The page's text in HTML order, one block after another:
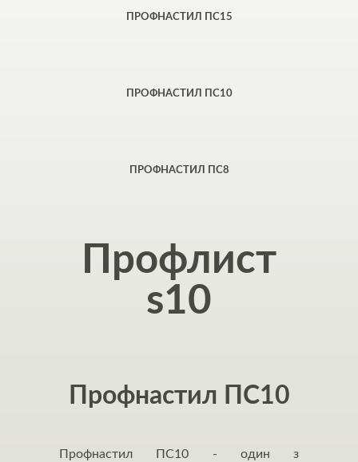
ПРОФНАСТИЛ ПС15
ПРОФНАСТИЛ ПС10
ПРОФНАСТИЛ ПС8
Профлист
s10
Профнастил ПС10
Профнастил ПС10 - один з